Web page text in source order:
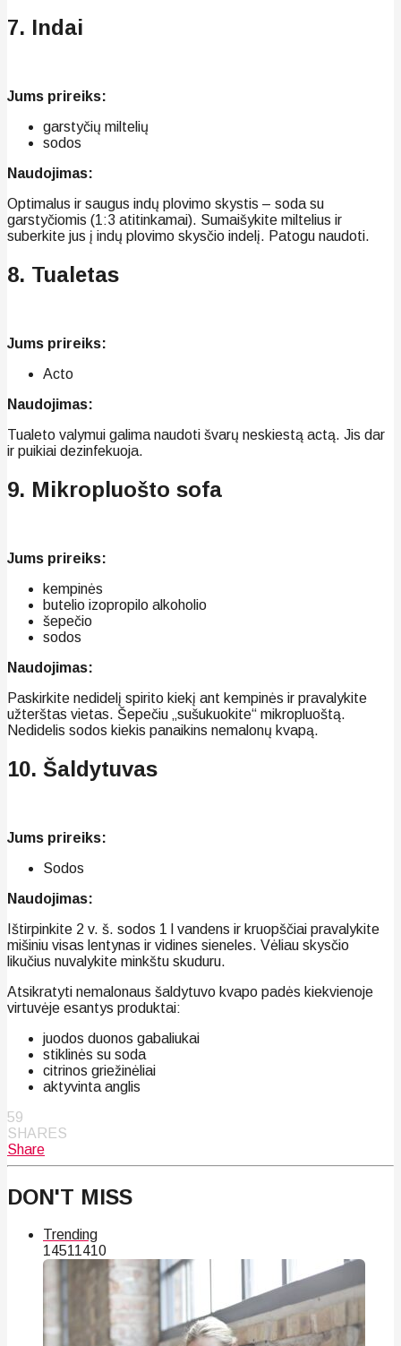
7. Indai
Jums prireiks:
garstyčių miltelių
sodos
Naudojimas:
Optimalus ir saugus indų plovimo skystis – soda su
garstyčiomis (1:3 atitinkamai). Sumaišykite miltelius ir
suberkite jus į indų plovimo skysčio indelį. Patogu naudoti.
8. Tualetas
Jums prireiks:
Acto
Naudojimas:
Tualeto valymui galima naudoti švarų neskiestą actą. Jis dar
ir puikiai dezinfekuoja.
9. Mikropluošto sofa
Jums prireiks:
kempinės
butelio izopropilo alkoholio
šepečio
sodos
Naudojimas:
Paskirkite nedidelį spirito kiekį ant kempinės ir pravalykite
užterštas vietas. Šepečiu „sušukuokite“ mikropluoštą.
Nedidelis sodos kiekis panaikins nemalonų kvapą.
10. Šaldytuvas
Jums prireiks:
Sodos
Naudojimas:
Ištirpinkite 2 v. š. sodos 1 l vandens ir kruopščiai pravalykite
mišiniu visas lentynas ir vidines sieneles. Vėliau skysčio
likučius nuvalykite minkštu skuduru.
Atsikratyti nemalonaus šaldytuvo kvapo padės kiekvienoje
virtuvėje esantys produktai:
juodos duonos gabaliukai
stiklinės su soda
citrinos griežinėliai
aktyvinta anglis
59
SHARES
Share
DON'T MISS
Trending
14511410